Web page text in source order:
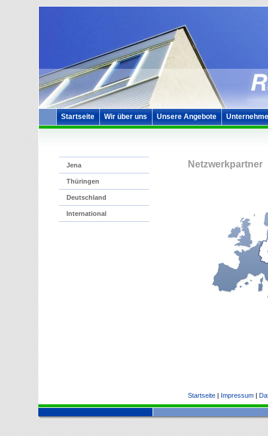
Startseite Wir über uns Unsere Angebote
Jena
Thüringen
Deutschland
International
Netzwerkpartner
Startseite| Impressum|